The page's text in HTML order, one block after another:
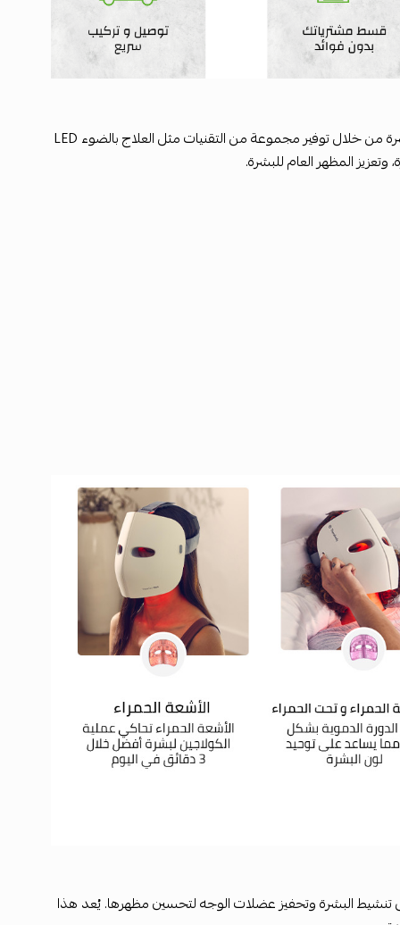
هو جهاز متطور للعناية بالبشرة بتقنيات غير جراحية. يهدف القناع إلى تحسين صحة البشرة من خلال توفير مجموعة من التقنيات مثل العلاج بالضوء LED
المظهر العام للبشرة.
على تنشيط البشرة وتحفيز عضلات الوجه لتحسين مظهرها. يُعد هذا